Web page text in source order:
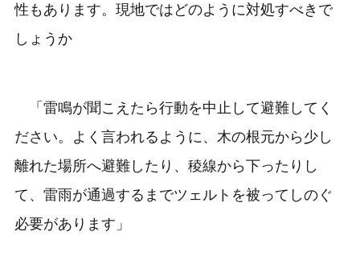
性もあります。現地ではどのように対処すべきで
しょうか
「雷鳴が聞こえたら行動を中止して避難してく
ださい。よく言われるように、木の根元から少し
離れた場所へ避難したり、稜線から下ったりし
て、雷雨が通過するまでツェルトを被ってしのぐ
必要があります」